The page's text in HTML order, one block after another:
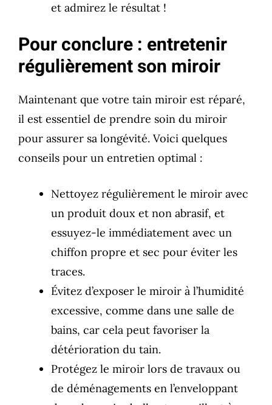
et admirez le résultat !
Pour conclure : entretenir
régulièrement son miroir
Maintenant que votre tain miroir est réparé,
il est essentiel de prendre soin du miroir
pour assurer sa longévité. Voici quelques
conseils pour un entretien optimal :
Nettoyez régulièrement le miroir avec
un produit doux et non abrasif, et
essuyez-le immédiatement avec un
chiffon propre et sec pour éviter les
traces.
Évitez d’exposer le miroir à l’humidité
excessive, comme dans une salle de
bains, car cela peut favoriser la
détérioration du tain.
Protégez le miroir lors de travaux ou
de déménagements en l’enveloppant